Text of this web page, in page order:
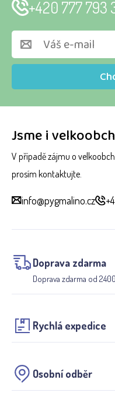
Jsme i
V případě zájmu o
prosím kontaktujte.
info@pygmalino.cz
Doprava zdarma
Doprava zdarma od
Rychlá expedice
Osobní odběr
+420 777 793